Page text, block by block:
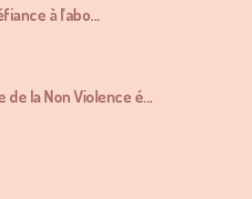
à l’abo...
de la Non Violence é...